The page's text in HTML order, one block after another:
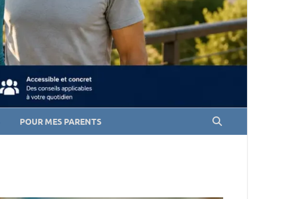
POUR MES PARENTS